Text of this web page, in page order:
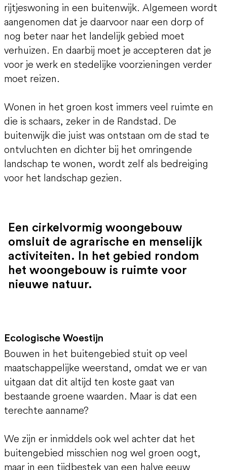
rijtjeswoning in een buitenwijk. Algemeen wordt
aangenomen dat je daarvoor naar een dorp of
nog beter naar het landelijk gebied moet
verhuizen. En daarbij moet je accepteren dat je
voor je werk en stedelijke voorzieningen verder
moet reizen.
Wonen in het groen kost immers veel ruimte en
die is schaars, zeker in de Randstad. De
buitenwijk die juist was ontstaan om de stad te
ontvluchten en dichter bij het omringende
landschap te wonen, wordt zelf als bedreiging
voor het landschap gezien.
Een cirkelvormig woongebouw
omsluit de agrarische en menselijk
activiteiten. In het gebied rondom
het woongebouw is ruimte voor
nieuwe natuur.
Ecologische Woestijn
Bouwen in het buitengebied stuit op veel
maatschappelijke weerstand, omdat we er van
uitgaan dat dit altijd ten koste gaat van
bestaande groene waarden. Maar is dat een
terechte aanname?
We zijn er inmiddels ook wel achter dat het
buitengebied misschien nog wel groen oogt,
maar in een tijdbestek van een halve eeuw